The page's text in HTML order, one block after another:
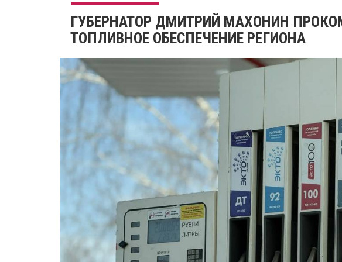
ГУБЕРНАТОР ДМИТРИЙ МАХОНИН
ТОПЛИВНОЕ ОБЕСПЕЧЕНИЕ РЕГИОНА